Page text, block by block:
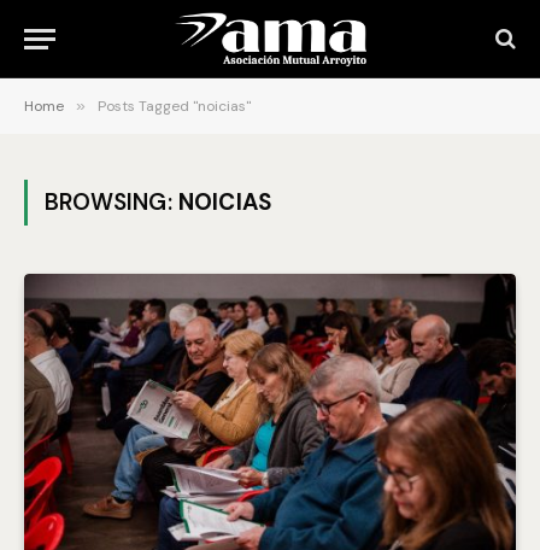
Home » Posts Tagged "noicias"
BROWSING: NOICIAS